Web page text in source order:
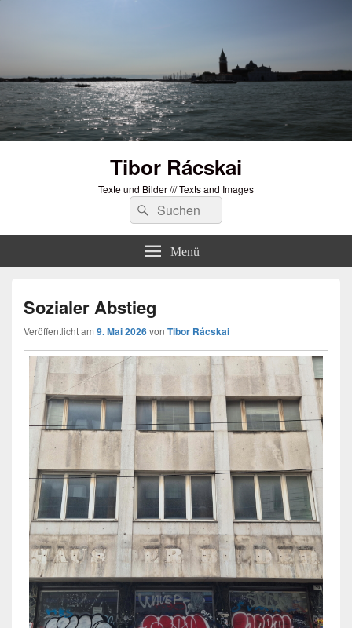
Tibor Rácskai
Texte und Bilder /// Texts and Images
Suchen
nach:
Suchen
Menü
Sozialer Abstieg
Veröffentlicht am 9. Mai 2026von Tibor Rácskai